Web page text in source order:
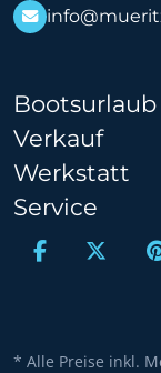
Bootsurlaub
Verkauf
Werkstatt
Service
* Alle Preise inkl.